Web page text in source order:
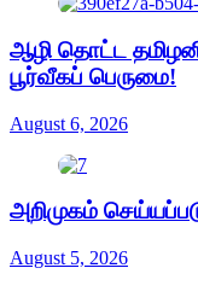
ஆழி தொட்ட
பூர்வீகப் பெருமை!
August 6, 2026
அறிமுகம்
August 5, 2026